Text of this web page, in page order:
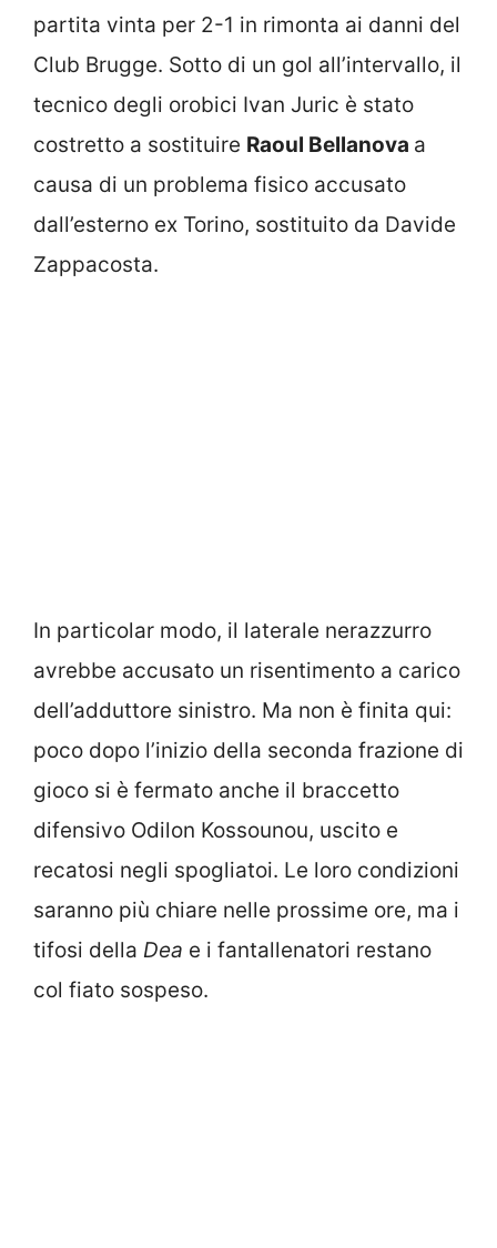
partita vinta per 2-1 in rimonta ai danni del
Club Brugge. Sotto di un gol all’intervallo, il
tecnico degli orobici Ivan Juric è stato
costretto a sostituire Raoul Bellanova a
causa di un problema fisico accusato
dall’esterno ex Torino, sostituito da Davide
Zappacosta.
In particolar modo, il laterale nerazzurro
avrebbe accusato un risentimento a carico
dell’adduttore sinistro. Ma non è finita qui:
poco dopo l’inizio della seconda frazione di
gioco si è fermato anche il braccetto
difensivo Odilon Kossounou, uscito e
recatosi negli spogliatoi. Le loro condizioni
saranno più chiare nelle prossime ore, ma i
tifosi della Dea e i fantallenatori restano
col fiato sospeso.